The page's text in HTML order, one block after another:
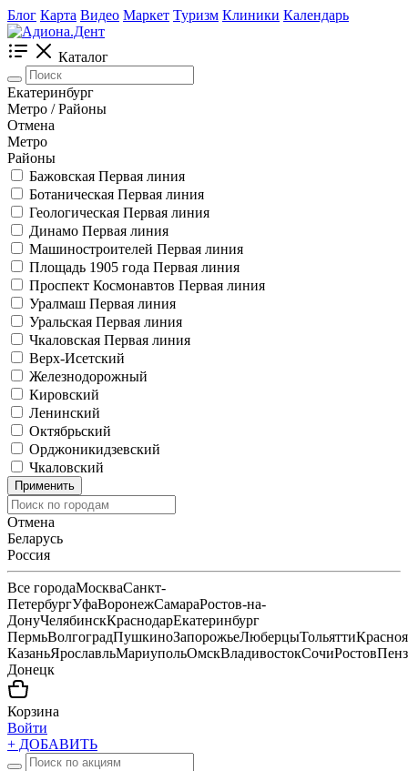
Блог Карта Видео Маркет Туризм Клиники Календарь
Каталог
Екатеринбург
Метро / Районы
Отмена
Метро
Районы
Бажовская Первая линия
Ботаническая Первая линия
Геологическая Первая линия
Динамо Первая линия
Машиностроителей Первая линия
Площадь 1905 года Первая линия
Проспект Космонавтов Первая линия
Уралмаш Первая линия
Уральская Первая линия
Чкаловская Первая линия
Верх-Исетский
Железнодорожный
Кировский
Ленинский
Октябрьский
Орджоникидзевский
Чкаловский
Применить
Отмена
Беларусь
Россия
Все городаМоскваСанкт-
ПетербургУфаВоронежСамараРостов-на-
ДонуЧелябинскКраснодарЕкатеринбург
ПермьВолгоградПушкиноЗапорожьеЛюберцыТольятти
КазаньЯрославльМариупольОмскВладивостокСочиРостов
Донецк
Корзина
Войти
+ ДОБАВИТЬ